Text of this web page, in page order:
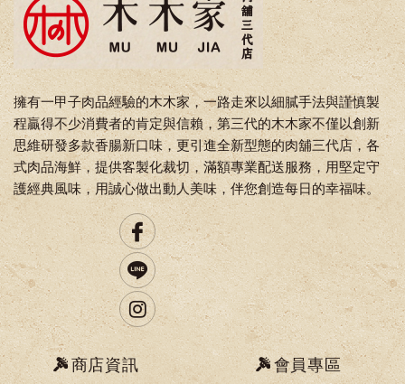
擁有一甲子肉品經驗的木木家，一路走來以細膩手法與謹慎製
程贏得不少消費者的肯定與信賴，第三代的木木家不僅以創新
思維研發多款香腸新口味，更引進全新型態的肉舖三代店，各
式肉品海鮮，提供客製化裁切，滿額專業配送服務，用堅定守
護經典風味，用誠心做出動人美味，伴您創造每日的幸福味。
商店資訊 會員專區